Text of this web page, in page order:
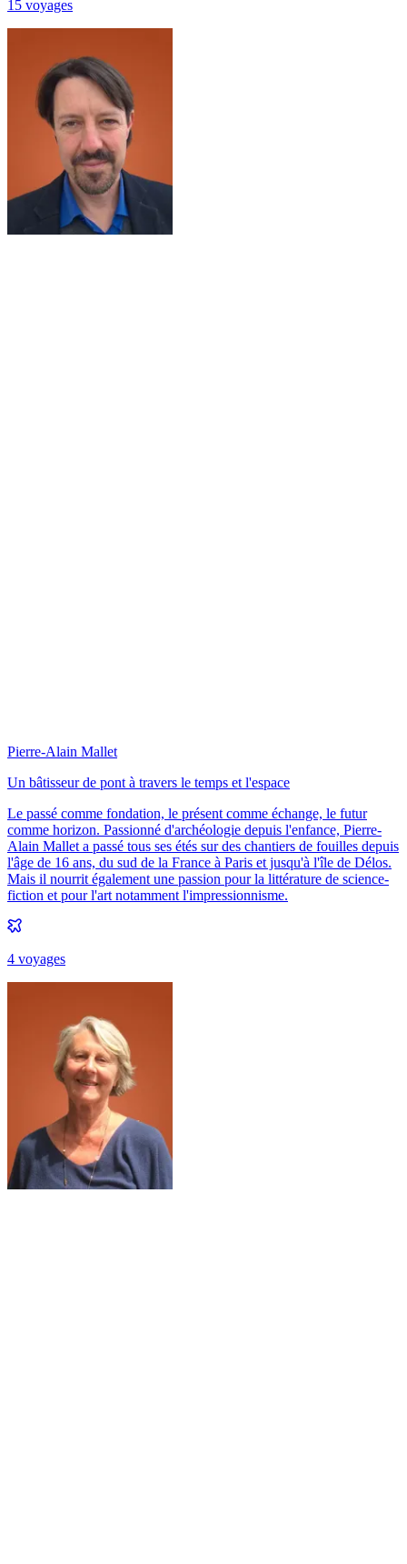
15 voyages
Pierre-Alain Mallet
Un bâtisseur de pont à travers le temps et l'espace
Le passé comme fondation, le présent comme échange, le futur
comme horizon. Passionné d'archéologie depuis l'enfance, Pierre-
Alain Mallet a passé tous ses étés sur des chantiers de fouilles depuis
l'âge de 16 ans, du sud de la France à Paris et jusqu'à l'île de Délos.
Mais il nourrit également une passion pour la littérature de science-
fiction et pour l'art notamment l'impressionnisme.
4 voyages